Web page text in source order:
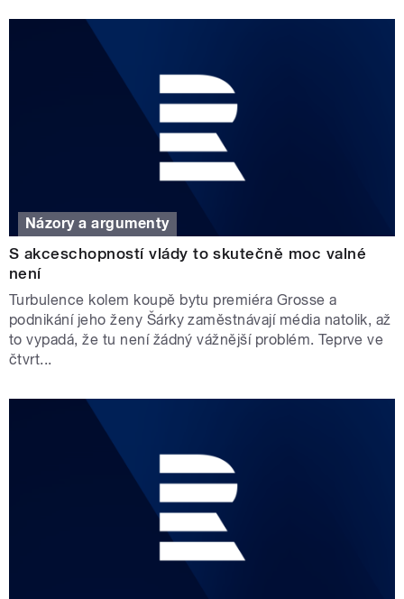
Názory a argumenty
S akceschopností vlády to skutečně moc valné
není
Turbulence kolem koupě bytu premiéra Grosse a
podnikání jeho ženy Šárky zaměstnávají média natolik, až
to vypadá, že tu není žádný vážnější problém. Teprve ve
čtvrt...